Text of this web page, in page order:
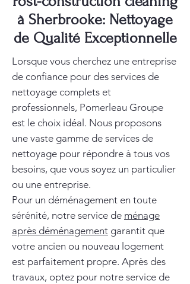
à Sherbrooke: Nettoyage
de Qualité Exceptionnelle
Lorsque vous cherchez une entreprise
de confiance pour des services de
nettoyage complets et
professionnels, Pomerleau Groupe
est le choix idéal. Nous proposons
une vaste gamme de services de
nettoyage pour répondre à tous vos
besoins, que vous soyez un particulier
ou une entreprise.
Pour un déménagement en toute
sérénité, notre service de ménage
après déménagement garantit que
votre ancien ou nouveau logement
est parfaitement propre. Après des
travaux, optez pour notre service de